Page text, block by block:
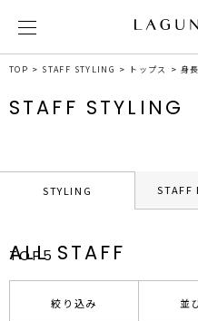
TOP STAFF STYLING トップス 身
STAFF STYLING
STYLING STAFF
TOP5
ALL STAFF
絞り込み 並